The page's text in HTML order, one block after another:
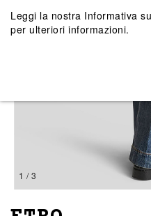
1 / 3
Leggi la nostra Informativa
per ulteriori informazioni.